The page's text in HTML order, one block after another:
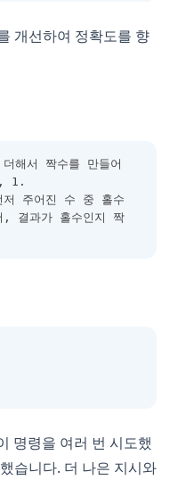
개선하여 정확도를 향
해서 짝수를 만들어
1.
저 주어진 수 중 홀수
, 결과가 홀수인지 짝
명령을 여러 번 시도했
습니다. 더 나은 지시와